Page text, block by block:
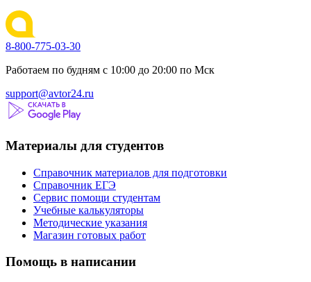
8-800-775-03-30
Работаем по будням с 10:00 до 20:00 по Мск
support@avtor24.ru
Материалы для студентов
Справочник материалов для подготовки
Справочник ЕГЭ
Сервис помощи студентам
Учебные калькуляторы
Методические указания
Магазин готовых работ
Помощь в написании